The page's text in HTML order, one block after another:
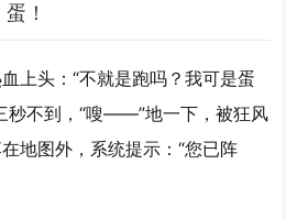
！
上头：“不就是跑吗？我可是蛋
秒不到，“嗖——”地一下，被狂风
地图外，系统提示：“您已阵